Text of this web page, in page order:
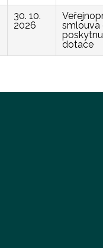
30. 10.
2026
smlouva
dotace